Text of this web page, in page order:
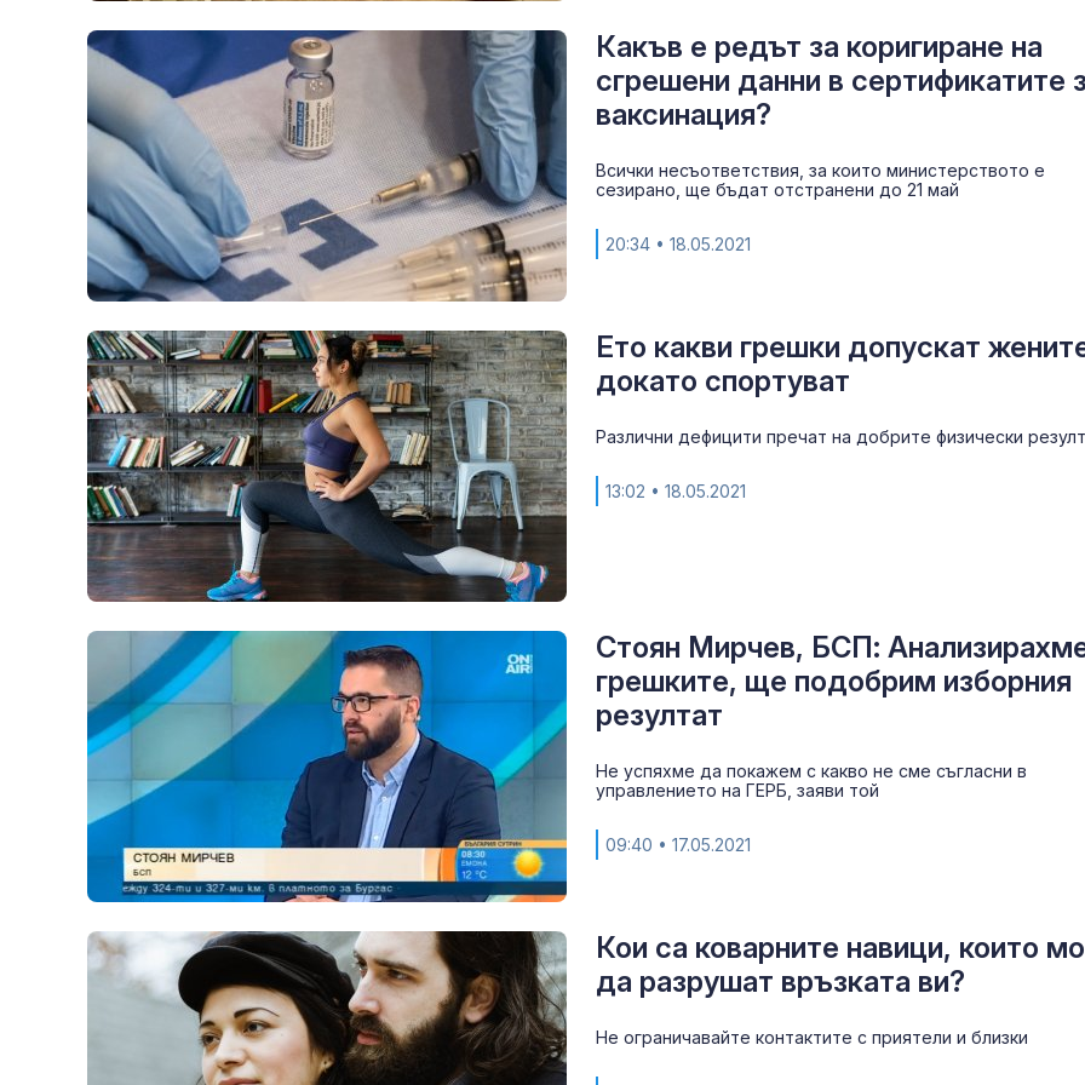
Какъв е редът за коригиране на
сгрешени данни в сертификатите
ваксинация?
Всички несъответствия, за които министерството е
сезирано, ще бъдат отстранени до 21 май
20:34 • 18.05.2021
Ето какви грешки допускат
докато спортуват
Различни дефицити пречат на добрите физически
13:02 • 18.05.2021
Стоян Мирчев, БСП:
грешките, ще подобрим изборния
резултат
Не успяхме да покажем с какво не сме съгласни в
управлението на ГЕРБ, заяви той
09:40 • 17.05.2021
Кои са коварните навици, които
да разрушат връзката ви?
Не ограничавайте контактите с приятели и близки